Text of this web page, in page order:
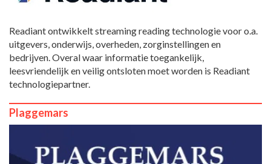
Readiant ontwikkelt streaming reading technologie voor o.a.
uitgevers, onderwijs, overheden, zorginstellingen en
bedrijven. Overal waar informatie toegankelijk,
leesvriendelijk en veilig ontsloten moet worden is Readiant
technologiepartner.
Plaggemars